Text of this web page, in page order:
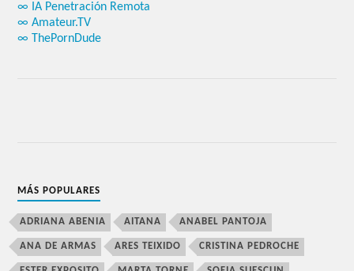
∞ IA Penetración Remota
∞ Amateur.TV
∞ ThePornDude
MÁS POPULARES
ADRIANA ABENIA AITANA ANABEL PANTOJA
ANA DE ARMAS ARES TEIXIDO CRISTINA PEDROCHE